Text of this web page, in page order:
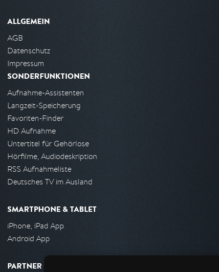
ALLGEMEIN
AGB
Datenschutz
Impressum
SONDERFUNKTIONEN
Aufnahme-Assistenten
Langzeit-Speicherung
Favoriten-Finder
HD Aufnahme
Untertitel für Gehörlose
Hörfilme, Audiodeskription
RSS Aufnahmeliste
Deutsches TV im Ausland
SMARTPHONE & TABLET
iPhone, iPad App
Android App
PARTNER